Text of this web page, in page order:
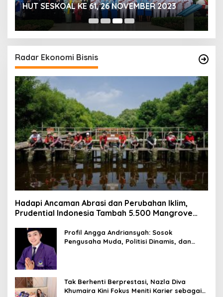
HUT SESKOAL KE 61, 26 NOVEMBER 2023
Radar Ekonomi Bisnis
Hadapi Ancaman Abrasi dan Perubahan Iklim,
Prudential Indonesia Tambah 5.500 Mangrove
Profil Angga Andriansyah: Sosok
Pengusaha Muda, Politisi Dinamis, dan
Tak Berhenti Berprestasi, Nazla Diva
Khumaira Kini Fokus Meniti Karier sebagai